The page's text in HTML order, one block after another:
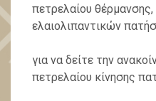
πετρελαίου
ελαιολιπαντικών
για να δείτε την
πετρελαίου κίνησης